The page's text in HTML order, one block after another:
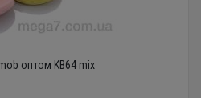
оптом KB64 mix